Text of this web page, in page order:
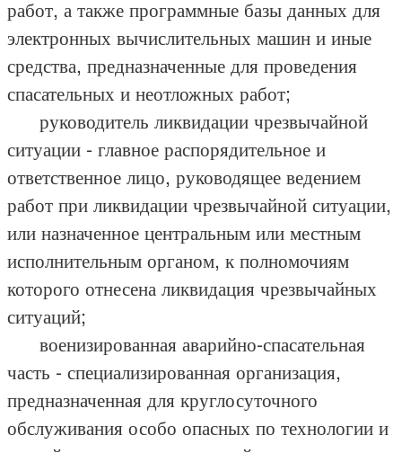
работ, а также программные базы данных для
электронных вычислительных машин и иные
средства, предназначенные для проведения
спасательных и неотложных работ;
руководитель ликвидации чрезвычайной
ситуации - главное распорядительное и
ответственное лицо, руководящее ведением
работ при ликвидации чрезвычайной ситуации,
или назначенное центральным или местным
исполнительным органом, к полномочиям
которого отнесена ликвидация чрезвычайных
ситуаций;
военизированная аварийно-спасательная
часть - специализированная организация,
предназначенная для круглосуточного
обслуживания особо опасных по технологии и